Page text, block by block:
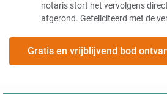
notaris stort het vervolgens
afgerond. Gefeliciteerd met de
Gratis en vrijblijvend bod